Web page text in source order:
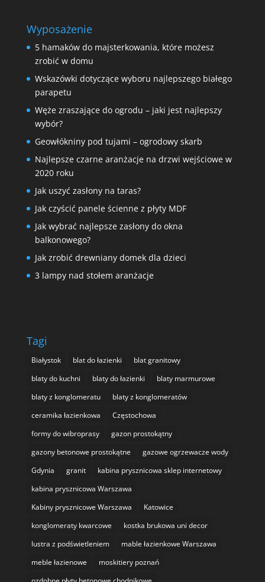
Wyposażenie
5 hamaków do majsterkowania, które możesz
zrobić w domu
Wskazówki dotyczące wyboru najlepszego białego
parapetu
Węże zraszające do ogrodu – jaki jest najlepszy
wybór?
Geowłókniny pod tujami – ogrodowy skarb
Najlepsze czarne aranżacje na drzwi wejściowe w
2020 roku
Jak uszyć zasłony na taras?
Jak czyścić panele ścienne z płyty MDF
Jak wybrać najlepsze zasłony do okna
balkonowego?
Jak zrobić drewniany domek dla dzieci
3 lampy nad stołem aranżacje
Tagi
Białystok blat do łazienki
blat granitowy
blaty do kuchni
blaty do łazienki
blaty marmurowe
blaty z konglomeratu
blaty z konglomeratów
ceramika łazienkowa
Częstochowa
formy do wibroprasy
gazon prostokątny
gazony betonowe prostokątne
gazowe ogrzewacze wody
Gdynia
granit
kabina prysznicowa sklep internetowy
kabina prysznicowa Warszawa
Kabiny prysznicowe Warszawa
Katowice
konglomeraty kwarcowe
kostka brukowa uni decor
lustra z podświetleniem
mable łazienkowe Warszawa
meble łazienowe
moskitiery poznań